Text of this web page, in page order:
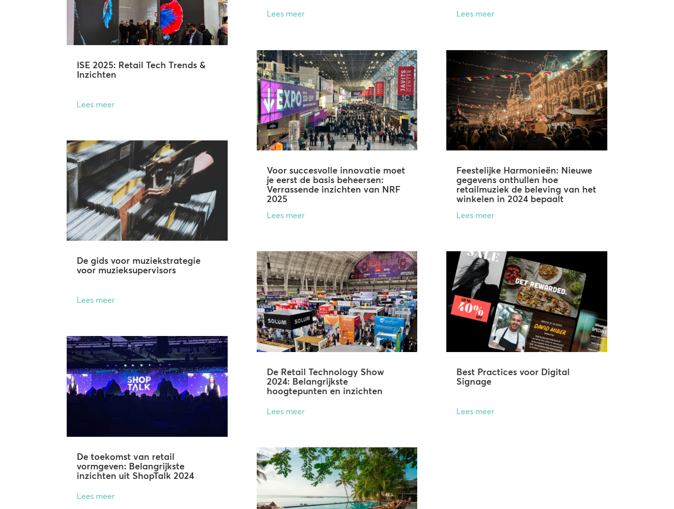
ISE 2025: Retail Tech Trends &
Inzichten
Lees meer
De gids voor muziekstrategie
voor muzieksupervisors
Lees meer
De toekomst van retail
vormgeven: Belangrijkste
inzichten uit ShopTalk 2024
Lees meer
Lees meer
Voor succesvolle innovatie moet
je eerst de basis beheersen:
Verrassende inzichten van NRF
2025
Lees meer
De Retail Technology Show
2024: Belangrijkste
hoogtepunten en inzichten
Lees meer
Lees meer
Feestelijke Harmonieën: Nieuwe
gegevens onthullen hoe
retailmuziek de beleving van het
winkelen in 2024 bepaalt
Lees meer
Best Practices voor Digital
Signage
Lees meer